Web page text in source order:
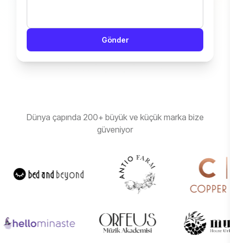
Gönder
Dünya çapında 200+ büyük ve küçük marka bize
güveniyor